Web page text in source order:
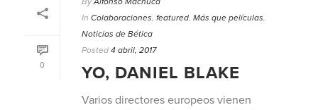
0
In Colaboraciones featured Más que películas
Noticias de Bética
Posted 4 abril, 2017
YO, DANIEL BLAKE
Varios directores europeos vienen